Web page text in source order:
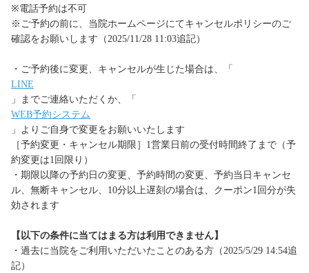
※電話予約は不可
※ご予約の前に、当院ホームページにてキャンセルポリシーのご
確認をお願いします（2025/11/28 11:03追記）
・ご予約後に変更、キャンセルが生じた場合は、「
LINE
」までご連絡いただくか、「
WEB予約システム
」よりご自身で変更をお願いいたします
［予約変更・キャンセル期限］1営業日前の受付時間終了まで（予
約変更は1回限り）
・期限以降の予約日の変更、予約時間の変更、予約当日キャンセ
ル、無断キャンセル、10分以上遅刻の場合は、クーポン1回分が失
効されます
【以下の条件に当てはまる方は利用できません】
・過去に当院をご利用いただいたことのある方（2025/5/29 14:54追
記）